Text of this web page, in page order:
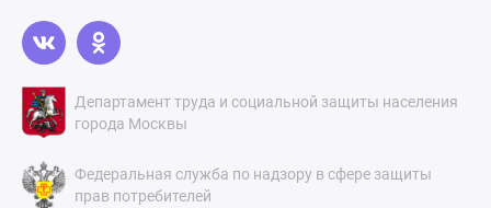
Департамент труда и социальной защиты населения
города Москвы
Федеральная служба по надзору в сфере защиты
прав потребителей